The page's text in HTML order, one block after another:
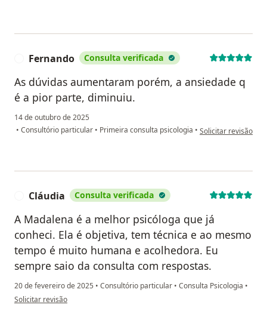
Fernando Consulta verificada
As dúvidas aumentaram porém, a ansiedade q
é a pior parte, diminuiu.
14 de outubro de 2025
• Consultório particular • Primeira consulta psicologia • na opinião do
Solicitar revisão
Cláudia Consulta verificada
A Madalena é a melhor psicóloga que já
conheci. Ela é objetiva, tem técnica e ao mesmo
tempo é muito humana e acolhedora. Eu
sempre saio da consulta com respostas.
20 de fevereiro de 2025 • Consultório particular • Consulta Psicologia •
na opinião do utilizador Cláudia
Solicitar revisão